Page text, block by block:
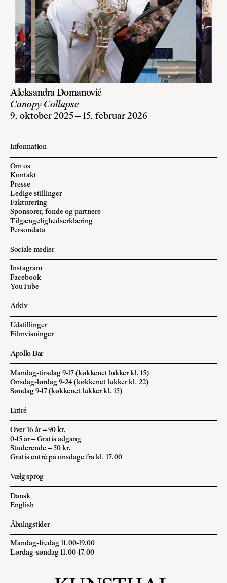
Aleksandra Domanović
Canopy Collapse
9. oktober 2025 – 15. februar 2026
Information
Om os
Kontakt
Presse
Ledige stillinger
Fakturering
Sponsorer, fonde og partnere
Tilgængelighedserklæring
Persondata
Sociale medier
Instagram
Facebook
YouTube
Arkiv
Udstillinger
Filmvisninger
Apollo Bar
Mandag-tirsdag 9-17 (køkkenet lukker kl. 15)
Onsdag-lørdag 9-24 (køkkenet lukker kl. 22)
Søndag 9-17 (køkkenet lukker kl. 15)
Entré
Over 16 år – 90 kr.
0-15 år – Gratis adgang
Studerende – 50 kr.
Gratis entré på onsdage fra kl. 17.00
Vælg sprog
Dansk
English
Åbningstider
Mandag-fredag 11.00-19.00
Lørdag-søndag 11.00-17.00